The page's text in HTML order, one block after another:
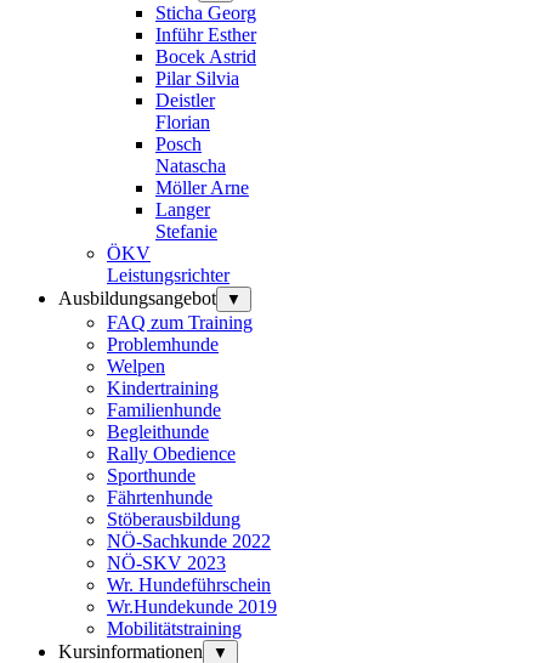
Sticha Georg
Inführ Esther
Bocek Astrid
Pilar Silvia
Deistler
Florian
Posch
Natascha
Möller Arne
Langer
Stefanie
ÖKV
Leistungsrichter
Ausbildungsangebot
▼
FAQ zum Training
Problemhunde
Welpen
Kindertraining
Familienhunde
Begleithunde
Rally Obedience
Sporthunde
Fährtenhunde
Stöberausbildung
NÖ-Sachkunde 2022
NÖ-SKV 2023
Wr. Hundeführschein
Wr.Hundekunde 2019
Mobilitätstraining
Kursinformationen
▼